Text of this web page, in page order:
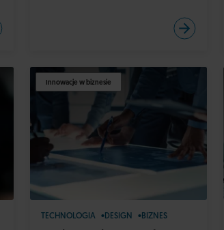
Innowacje w biznesie
TECHNOLOGIA DESIGN BIZNES